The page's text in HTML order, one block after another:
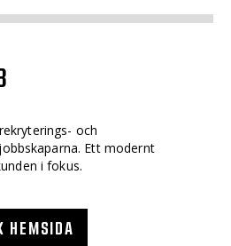
och
Ett modernt
i fokus.
HEMSIDA